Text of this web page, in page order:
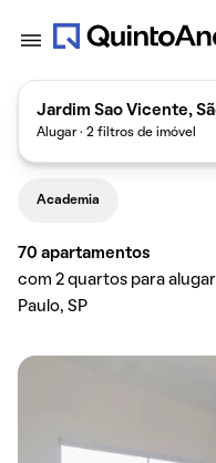
Jardim Sao Vicente,
Alugar · 2 filtros de imóvel
Academia
70 apartamentos
com 2 quartos para
Paulo, SP